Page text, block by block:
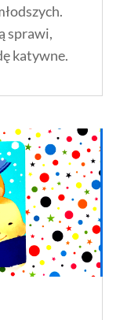
sprawi,
katywne.